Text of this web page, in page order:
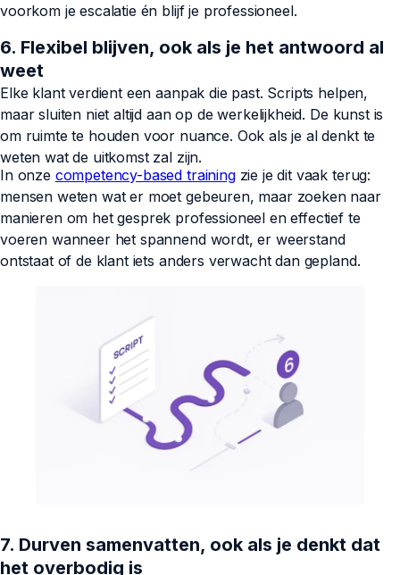
voorkom je escalatie én blijf je professioneel.
6. Flexibel blijven, ook als je het antwoord al
weet
Elke klant verdient een aanpak die past. Scripts helpen,
maar sluiten niet altijd aan op de werkelijkheid. De kunst is
om ruimte te houden voor nuance. Ook als je al denkt te
weten wat de uitkomst zal zijn.
In onze competency-based trainingzie je dit vaak terug:
mensen weten wat er moet gebeuren, maar zoeken naar
manieren om het gesprek professioneel en effectief te
voeren wanneer het spannend wordt, er weerstand
ontstaat of de klant iets anders verwacht dan gepland.
7. Durven samenvatten, ook als je denkt dat
het overbodig is